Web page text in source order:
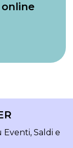
Saldi e